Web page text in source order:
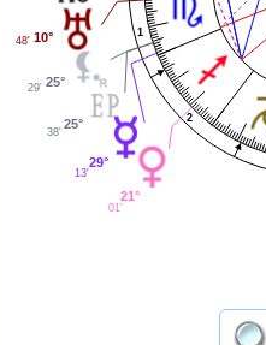
1
2
10°
48'
25°
29'
25°
38'
29°
13'
21°
01'